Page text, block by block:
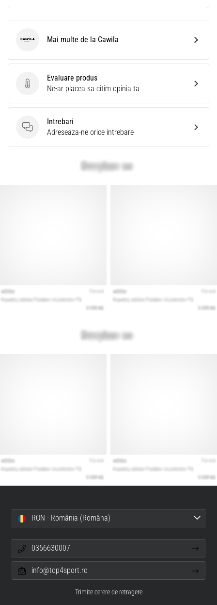
Evaluare produs
Evaluare produs
Ne-ar placea sa citim opinia ta
Intrebari
Intrebari
Adreseaza-ne orice intrebare
Cawila Mai multe de la Cawila
RON - România (Româna)
0356630007
info@top4sport.ro
Trimite cerere de retragere